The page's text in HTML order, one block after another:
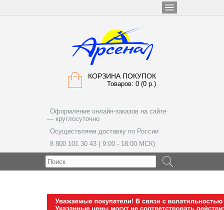
КОРЗИНА ПОКУПОК
Товаров: 0 (0 р.)
Оформление онлайн-заказов на сайте
— круглосуточно
Осуществляем доставку по России
8 800 101 30 43 ( 9:00 - 18:00 МСК)